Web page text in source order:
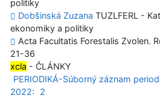
politiky
Dobšinská Zuzana TUZLFERL -
ekonomiky a politiky
Acta Facultatis Forestalis Zvolen.
21-36
xcla - ČLÁNKY
PERIODIKÁ-Súborný záznam
2022:
2